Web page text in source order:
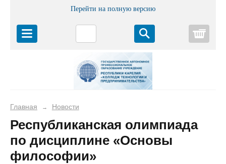
Перейти на полную версию
Главная → Новости
Республиканская олимпиада
по дисциплине «Основы
философии»